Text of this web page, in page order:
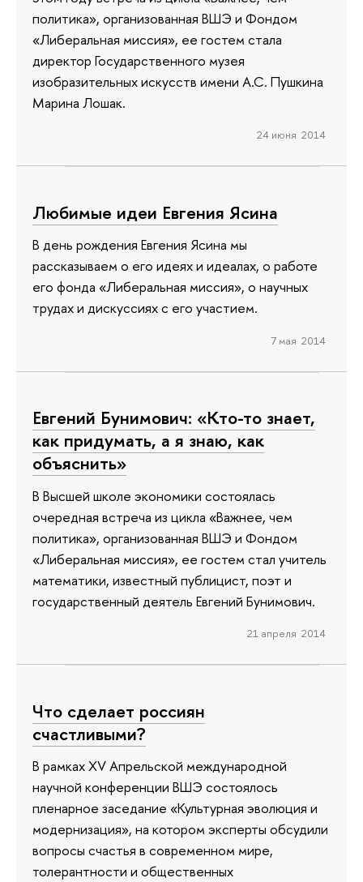
политика», организованная ВШЭ и Фондом
«Либеральная миссия», ее гостем стала
директор Государственного музея
изобразительных искусств имени А.С. Пушкина
Марина Лошак.
24 июня 2014
Любимые идеи Евгения Ясина
В день рождения Евгения Ясина мы
рассказываем о его идеях и идеалах, о работе
его фонда «Либеральная миссия», о научных
трудах и дискуссиях с его участием.
7 мая 2014
Евгений Бунимович: «Кто-то знает,
как придумать, а я знаю, как
объяснить»
В Высшей школе экономики состоялась
очередная встреча из цикла «Важнее, чем
политика», организованная ВШЭ и Фондом
«Либеральная миссия», ее гостем стал учитель
математики, известный публицист, поэт и
государственный деятель Евгений Бунимович.
21 апреля 2014
Что сделает россиян
счастливыми?
В рамках XV Апрельской международной
научной конференции ВШЭ состоялось
пленарное заседание «Культурная эволюция и
модернизация», на котором эксперты обсудили
вопросы счастья в современном мире,
толерантности и общественных